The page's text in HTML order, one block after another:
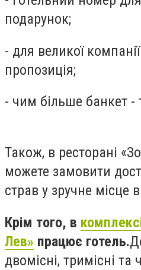
подарунок;
- для великої
пропозиція;
- чим більше банкет
Також, в ресторані
можете замовити
страв у зручне місце
Крім того, в
Лев» працює готель.
двомісні, тримісні та